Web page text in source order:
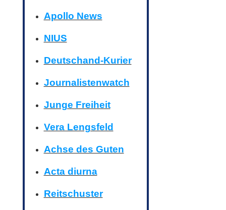
Apollo News
NIUS
Deutschand-Kurier
Journalistenwatch
Junge Freiheit
Vera Lengsfeld
Achse des Guten
Acta diurna
Reitschuster